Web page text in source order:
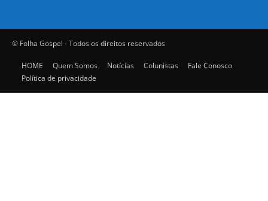
© Folha Gospel - Todos os direitos reservados
HOME Quem Somos Notícias Colunistas
Fale Conosco
Política de privacidade